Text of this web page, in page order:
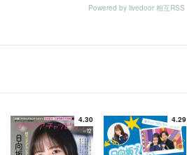
Powered by livedoor 相互RSS
4.30 4.29